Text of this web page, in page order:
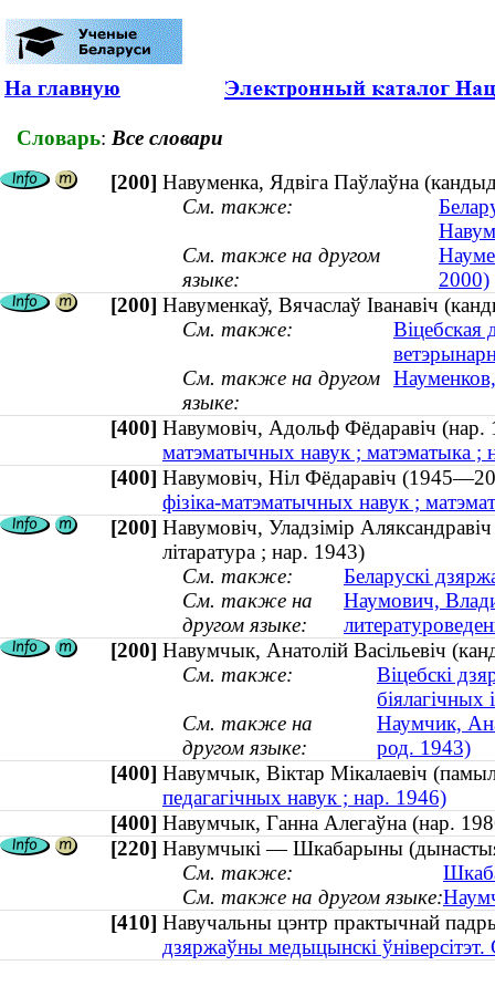
На главную
Словарь: Все словари
[200] Навуменка, Ядвіга Паўлаўна
См. также:
См. также на другом
языке:
2000)
[200] Навуменкаў, Вячаслаў Іванавіч
См. также:
Віцебская
См. также на другом
языке:
[400] Навумовiч, Адольф Фёдаравiч
матэматычных навук ; матэматыка ;
[400] Навумовiч, Нiл Фёдaрaвiч
фізіка-матэматычных навук ;
[200] Навумовіч, Уладзімір
літаратура ; нар. 1943)
См. также:
Беларускі
См. также на
другом языке:
Наумович,
[200] Навумчык, Анатолій Васільевіч
См. также:
Віцебскі
біялагічных
См. также на
другом языке:
Наумчик,
род. 1943)
[400] Навумчык, Віктар Мікалаевіч
педагагічных навук ; нар. 1946)
[400] Навумчык, Ганна Алегаўна (нар.
[220] Навумчыкі — Шкабарыны
См. также:
См. также на другом языке:
[410] Навучальны цэнтр практычнай
дзяржаўны медыцынскі